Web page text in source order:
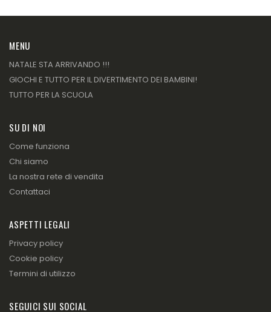
MENU
NATALE STA ARRIVANDO !!!
GIOCHI E TUTTO PER IL DIVERTIMENTO DEI BAMBINI!
TUTTO PER LA SCUOLA
SU DI NOI
Come funziona
Chi siamo
La nostra rete di vendita
Contattaci
ASPETTI LEGALI
Privacy policy
Cookie policy
Termini di utilizzo
SEGUICI SUI SOCIAL